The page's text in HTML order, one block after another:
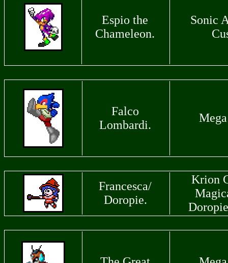
Espio the
Chameleon.
Sonic
Falco
Lombardi.
Francesca/
Doropie.
Krion